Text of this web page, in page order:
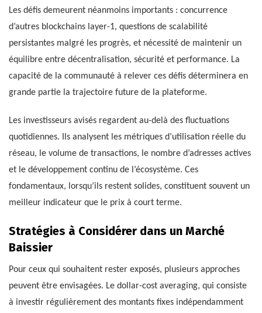
Les défis demeurent néanmoins importants : concurrence
d’autres blockchains layer-1, questions de scalabilité
persistantes malgré les progrès, et nécessité de maintenir un
équilibre entre décentralisation, sécurité et performance. La
capacité de la communauté à relever ces défis déterminera en
grande partie la trajectoire future de la plateforme.
Les investisseurs avisés regardent au-delà des fluctuations
quotidiennes. Ils analysent les métriques d’utilisation réelle du
réseau, le volume de transactions, le nombre d’adresses actives
et le développement continu de l’écosystème. Ces
fondamentaux, lorsqu’ils restent solides, constituent souvent un
meilleur indicateur que le prix à court terme.
Stratégies à Considérer dans un Marché
Baissier
Pour ceux qui souhaitent rester exposés, plusieurs approches
peuvent être envisagées. Le dollar-cost averaging, qui consiste
à investir régulièrement des montants fixes indépendamment